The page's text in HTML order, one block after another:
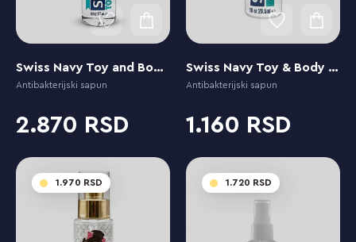
Swiss Navy Toy and Body Cleaner
Antibakterijski sapun
2.870
Swiss Navy Toy & Body Cleaner
Antibakterijski sapun
1.160
1.970 1.720